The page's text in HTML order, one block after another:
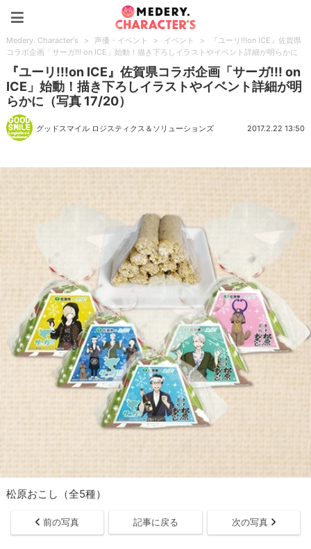
Medery. Character's > 声優・イベント > イベント >
『ユーリ!!!on ICE』佐賀県
コラボ企画「サーガ!!! on ICE」始動！描き下ろしイラストやイベント詳細が明らかに
『ユーリ!!!on ICE』佐賀県コラボ企画「サーガ!!! on
ICE」始動！描き下ろしイラストやイベント詳細が明
らかに（写真 17/20）
グッドスマイル ロジスティクス＆ソリューションズ 2017.2.22 13:50
松原おこし（全5種）
前の写真 記事に戻る 次の写真